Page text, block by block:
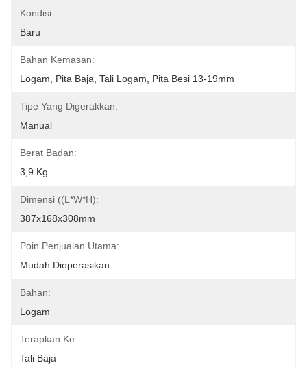
Kondisi:
Baru
Bahan Kemasan:
Logam, Pita Baja, Tali Logam, Pita Besi 13-19mm
Tipe Yang Digerakkan:
Manual
Berat Badan:
3,9 Kg
Dimensi ((L*W*H):
387x168x308mm
Poin Penjualan Utama:
Mudah Dioperasikan
Bahan:
Logam
Terapkan Ke:
Tali Baja